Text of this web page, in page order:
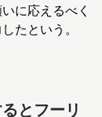
に応えるべく
たという。
とフーリ